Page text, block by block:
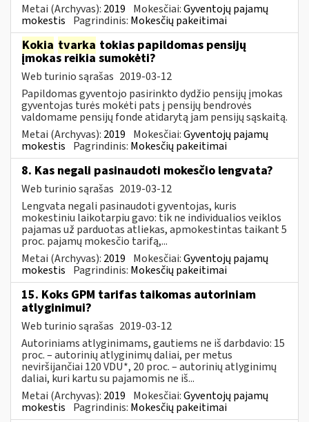
Metai (Archyvas): 2019 Mokesčiai:Gyventojų pajamų
mokestis Pagrindinis: Mokesčių pakeitimai
Kokia tvarka tokias papildomas pensijų
įmokas reikia sumokėti?
Web turinio sąrašas 2019-03-12
Papildomas gyventojo pasirinkto dydžio pensijų įmokas
gyventojas turės mokėti pats į pensijų bendrovės
valdomame pensijų fonde atidarytą jam pensijų sąskaitą.
Metai (Archyvas): 2019 Mokesčiai:Gyventojų pajamų
mokestis Pagrindinis: Mokesčių pakeitimai
8. Kas negali pasinaudoti mokesčio lengvata?
Web turinio sąrašas 2019-03-12
Lengvata negali pasinaudoti gyventojas, kuris
mokestiniu laikotarpiu gavo: tik ne individualios veiklos
pajamas už parduotas atliekas, apmokestintas taikant 5
proc. pajamų mokesčio tarifą,...
Metai (Archyvas): 2019 Mokesčiai:Gyventojų pajamų
mokestis Pagrindinis: Mokesčių pakeitimai
15. Koks GPM tarifas taikomas autoriniam
atlyginimui?
Web turinio sąrašas 2019-03-12
Autoriniams atlyginimams, gautiems ne iš darbdavio: 15
proc. – autorinių atlyginimų daliai, per metus
neviršijančiai 120 VDU*, 20 proc. – autorinių atlyginimų
daliai, kuri kartu su pajamomis ne iš...
Metai (Archyvas): 2019 Mokesčiai:Gyventojų pajamų
mokestis Pagrindinis: Mokesčių pakeitimai